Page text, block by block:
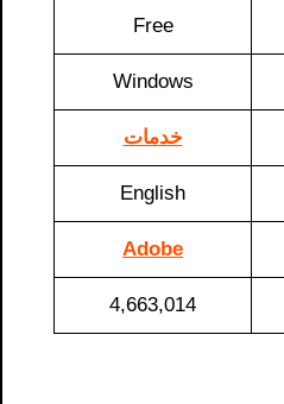
Free
Windows
خدمات
English
Adobe
4,663,014